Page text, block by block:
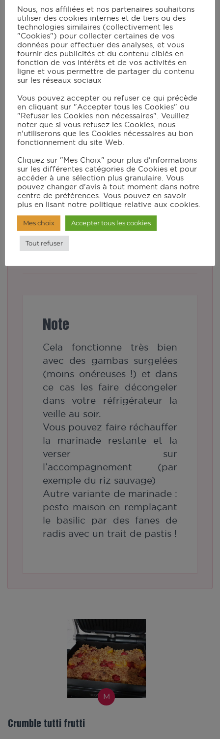
⁄2 jus d'orange
1 tbspde sirop d'érable
1⁄ càcde sauce soja
tbsp d'huile d'olive
poivre Timut
gingembre râpé
Instructions
Préparation de la marinade :
ingrédients et faire mariner les gambas
pendant au moins 2 heures.
Sélectionner le programme
« POISSON » : après préchauffage,
ouvrir le grill, déposer les gambas (bien
égouttées) sur le grill et faire cuire
jusqu’au palier de cuisson « saignant ».
Note
Cela fonctionne très bien
avec des gambas surgelées
(moins onéreuses !) et dans
ce cas les faire décongeler
dans votre réfrigérateur la
veille au soir.
Vous pouvez faire réchauffer
la marinade restante et la
verser sur
l’accompagnement (par
exemple du riz sauvage)
Autre variante de marinade :
pesto maison en remplaçant
le basilic par des fanes de
radis avec un trait de pastis !
M
Crumble tutti frutti
Nous, nos affiliées et nos partenaires souhaitons
utiliser des cookies internes et de tiers ou des
technologies similaires (collectivement les
"Cookies") pour collecter certaines de vos
données pour effectuer des analyses, et vous
fournir des publicités et du contenu ciblés en
fonction de vos intérêts et de vos activités en
ligne et vous permettre de partager du contenu
sur les réseaux sociaux
Vous pouvez accepter ou refuser ce qui précède
en cliquant sur "Accepter tous les Cookies" ou
"Refuser les Cookies non nécessaires". Veuillez
noter que si vous refusez les Cookies, nous
n'utiliserons que les Cookies nécessaires au bon
fonctionnement du site Web.
Cliquez sur "Mes Choix" pour plus d'informations
sur les différentes catégories de Cookies et pour
accéder à une sélection plus granulaire. Vous
pouvez changer d'avis à tout moment dans notre
centre de préférences. Vous pouvez en savoir
plus en lisant notre politique relative aux cookies.
Mes choix Accepter tous les cookies
Tout refuser